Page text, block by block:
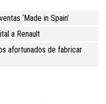
‘Made in Spain’
a Renault
afortunados de fabricar